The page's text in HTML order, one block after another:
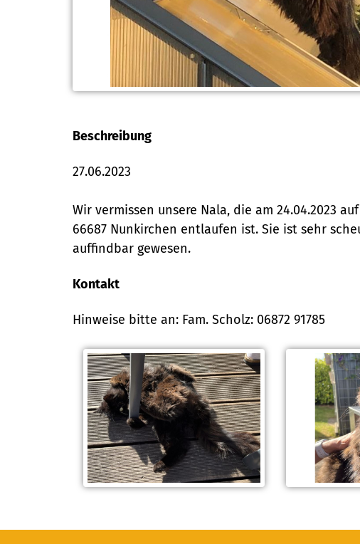
Beschreibung
27.06.2023
Wir vermissen unsere Nala, die am 24.04.2023
66687 Nunkirchen entlaufen ist. Sie ist sehr
auffindbar gewesen.
Kontakt
Hinweise bitte an: Fam. Scholz: 06872 91785